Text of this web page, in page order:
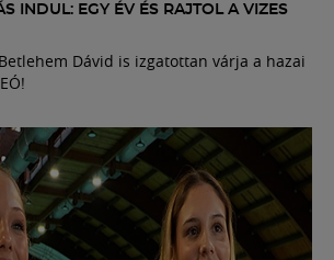
INDUL: EGY ÉV ÉS RAJTOL A VIZES
Dávid is izgatottan várja a hazai